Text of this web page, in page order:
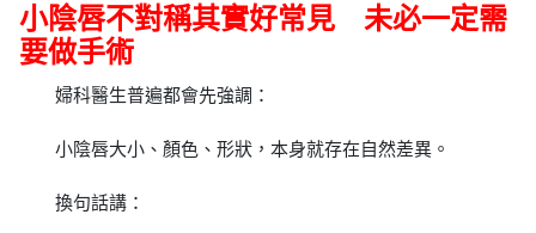
小陰唇不對稱其實好常見 未必一定需
要做手術
婦科醫生普遍都會先強調：
小陰唇大小、顏色、形狀，本身就存在自然差異。
換句話講：